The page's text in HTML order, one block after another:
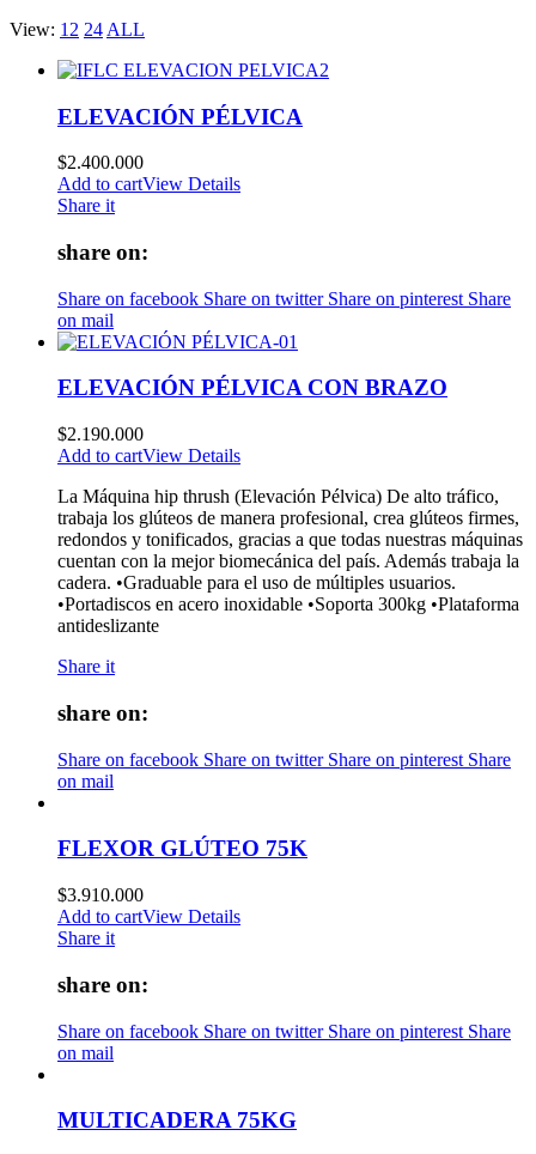
View: 12 24 ALL
ELEVACIÓN PÉLVICA
$2.400.000
Add to cartView Details
Share it
share on:
Share on facebook Share on twitter Share on pinterest Share
on mail
ELEVACIÓN PÉLVICA CON BRAZO
$2.190.000
Add to cartView Details
La Máquina hip thrush (Elevación Pélvica) De alto tráfico,
trabaja los glúteos de manera profesional, crea glúteos firmes,
redondos y tonificados, gracias a que todas nuestras máquinas
cuentan con la mejor biomecánica del país. Además trabaja la
cadera. •Graduable para el uso de múltiples usuarios.
•Portadiscos en acero inoxidable •Soporta 300kg •Plataforma
antideslizante
Share it
share on:
Share on facebook Share on twitter Share on pinterest Share
on mail
FLEXOR GLÚTEO 75K
$3.910.000
Add to cartView Details
Share it
share on:
Share on facebook Share on twitter Share on pinterest Share
on mail
MULTICADERA 75KG